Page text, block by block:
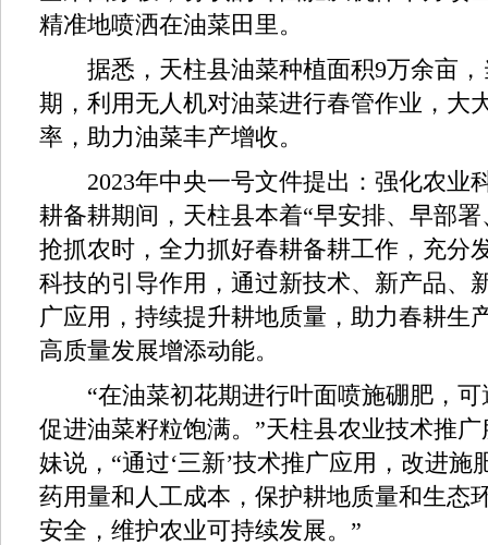
精准地喷洒在油菜田里。
据悉，天柱县油菜种植面积9万余亩，
期，利用无人机对油菜进行春管作业，大
率，助力油菜丰产增收。
2023年中央一号文件提出：强化农业
耕备耕期间，天柱县本着“早安排、早部
抢抓农时，全力抓好春耕备耕工作，充分
科技的引导作用，通过新技术、新产品、
广应用，持续提升耕地质量，助力春耕生
高质量发展增添动能。
“在油菜初花期进行叶面喷施硼肥，可
促进油菜籽粒饱满。”天柱县农业技术推
妹说，“通过‘三新’技术推广应用，改进施
药用量和人工成本，保护耕地质量和生态
安全，维护农业可持续发展。”